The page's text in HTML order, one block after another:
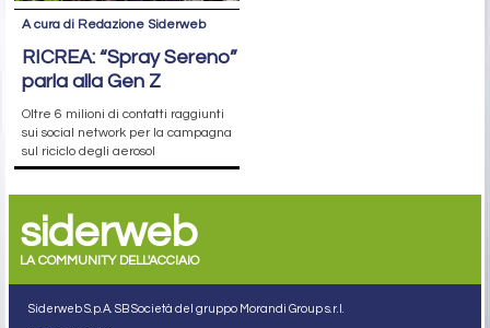
A cura di Redazione Siderweb
RICREA: “Spray Sereno”
parla alla Gen Z
Oltre 6 milioni di contatti raggiunti
sui social network per la campagna
sul riciclo degli aerosol
siderweb
LA COMMUNITY DELL'ACCIAIO
Siderweb S.p.A. SB Società del gruppo Morandi Group s.r.l.